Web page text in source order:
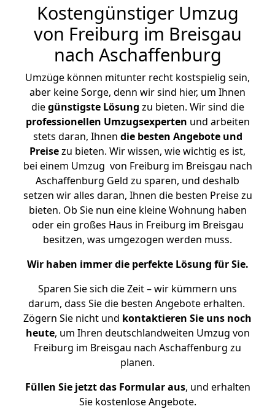
Kostengünstiger Umzug
von Freiburg im Breisgau
nach Aschaffenburg
Umzüge können mitunter recht kostspielig sein,
aber keine Sorge, denn wir sind hier, um Ihnen
diegünstigste Lösung zu bieten. Wir sind die
professionellen Umzugsexperten und arbeiten
stets daran, Ihnen die besten Angebote und
Preisezu bieten. Wir wissen, wie wichtig es ist,
bei einem Umzug von Freiburg im Breisgau nach
Aschaffenburg Geld zu sparen, und deshalb
setzen wir alles daran, Ihnen die besten Preise zu
bieten. Ob Sie nun eine kleine Wohnung haben
oder ein großes Haus in Freiburg im Breisgau
besitzen, was umgezogen werden muss.
Wir haben immer die perfekte Lösung für Sie.
Sparen Sie sich die Zeit – wir kümmern uns
darum, dass Sie die besten Angebote erhalten.
Zögern Sie nicht und kontaktieren Sie uns noch
heute, um Ihren deutschlandweiten Umzug von
Freiburg im Breisgau nach Aschaffenburg zu
planen.
Füllen Sie jetzt das Formular aus, und erhalten
Sie kostenlose Angebote.